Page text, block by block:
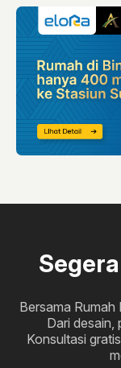
Bersama Rumah
Dari desain,
Konsultasi